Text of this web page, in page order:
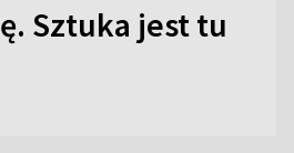
Sztuka jest tu